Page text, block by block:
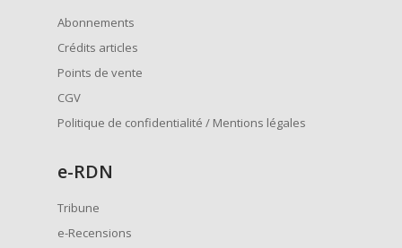
Abonnements
Crédits articles
Points de vente
CGV
Politique de confidentialité / Mentions légales
e-RDN
Tribune
e-Recensions